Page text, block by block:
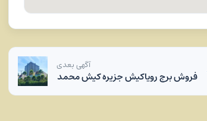
آگهی بعدی
فروش برج رویاکیش جزیره کیش محمد آزاد